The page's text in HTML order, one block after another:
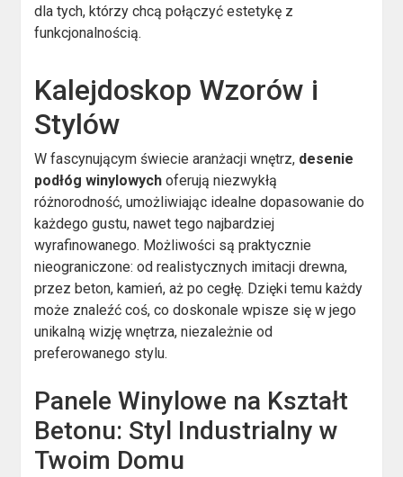
dla tych, którzy chcą połączyć estetykę z
funkcjonalnością.
Kalejdoskop Wzorów i
Stylów
W fascynującym świecie aranżacji wnętrz, desenie
podłóg winylowych oferują niezwykłą
różnorodność, umożliwiając idealne dopasowanie do
każdego gustu, nawet tego najbardziej
wyrafinowanego. Możliwości są praktycznie
nieograniczone: od realistycznych imitacji drewna,
przez beton, kamień, aż po cegłę. Dzięki temu każdy
może znaleźć coś, co doskonale wpisze się w jego
unikalną wizję wnętrza, niezależnie od
preferowanego stylu.
Panele Winylowe na Kształt
Betonu: Styl Industrialny w
Twoim Domu